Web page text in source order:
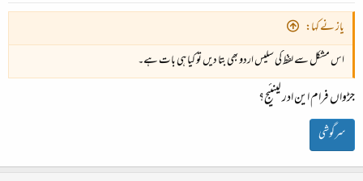
یاز نے کہا:
اس مشکل سے لفظ کی سلیس اردو بھی بتا دیں تو کیا ہی بات ہے۔
جڑواں فرام این ادر لینئیج؟
سرگوشی